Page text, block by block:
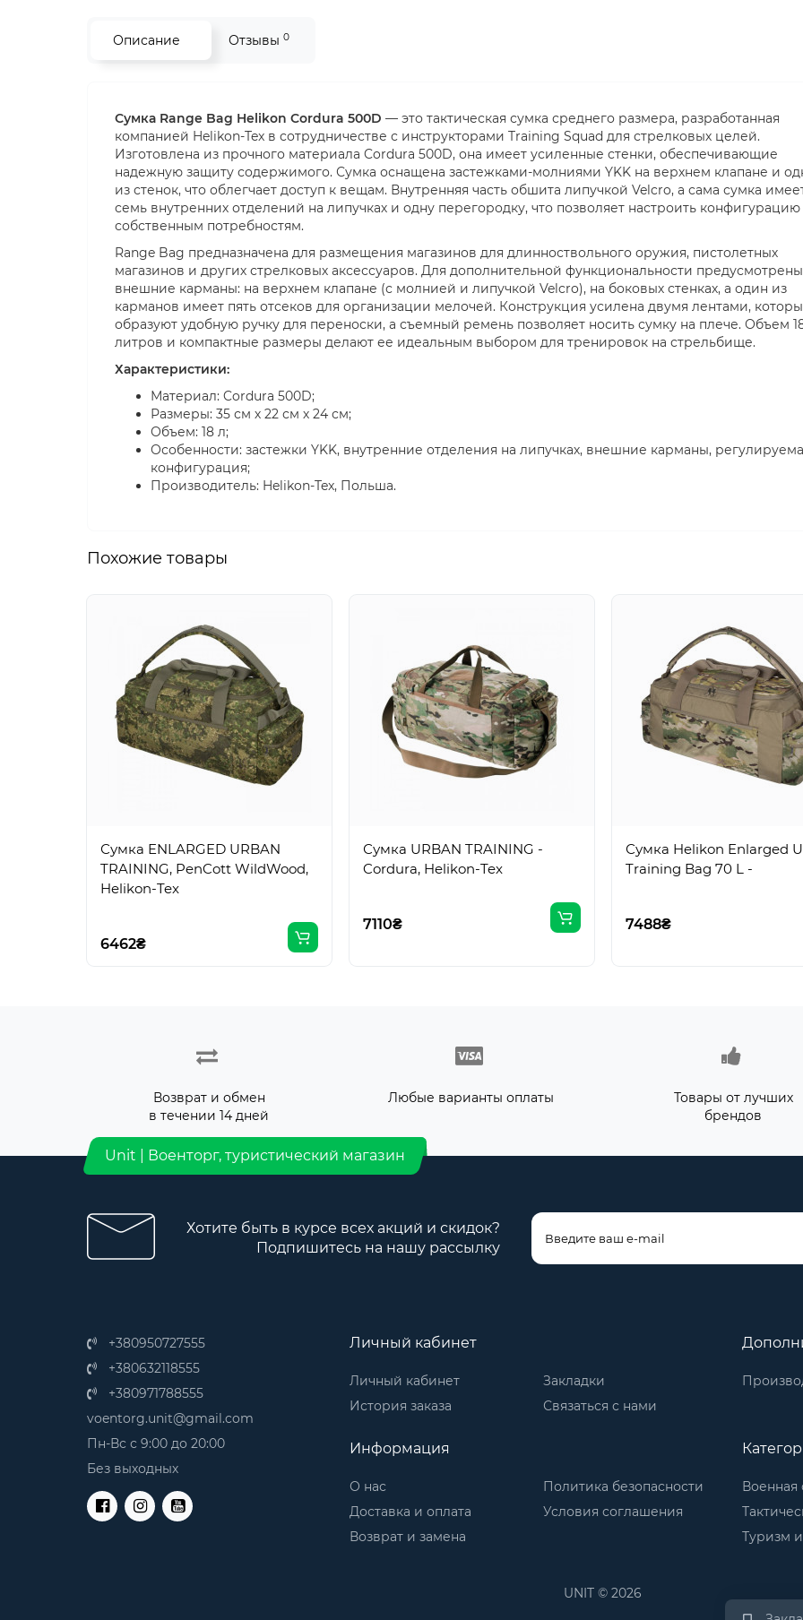
Описание Отзывы 0
Сумка Range Bag Helikon Cordura 500D — это тактическая сумка среднего размера, разработанная
компанией Helikon-Tex в сотрудничестве с инструкторами Training Squad для стрелковых целей.
Изготовлена из прочного материала Cordura 500D, она имеет усиленные стенки, обеспечивающие
надежную защиту содержимого. Сумка оснащена застежками-молниями YKK на верхнем клапане и
из стенок, что облегчает доступ к вещам. Внутренняя часть обшита липучкой Velcro, а сама сумка
семь внутренних отделений на липучках и одну перегородку, что позволяет настроить
собственным потребностям.
Range Bag предназначена для размещения магазинов для длинноствольного оружия, пистолетных
магазинов и других стрелковых аксессуаров. Для дополнительной функциональности предусмотрены
внешние карманы: на верхнем клапане (с молнией и липучкой Velcro), на боковых стенках, а один из
карманов имеет пять отсеков для организации мелочей. Конструкция усилена двумя лентами,
образуют удобную ручку для переноски, а съемный ремень позволяет носить сумку на плече. Объем
литров и компактные размеры делают ее идеальным выбором для тренировок на стрельбище.
Характеристики:
Материал: Cordura 500D;
Размеры: 35 см х 22 см х 24 см;
Объем: 18 л;
Особенности: застежки YKK, внутренние отделения на липучках, внешние карманы,
конфигурация;
Производитель: Helikon-Tex, Польша.
Похожие товары
Сумка ENLARGED URBAN
TRAINING, PenCott WildWood,
Helikon-Tex
6462₴
Сумка URBAN TRAINING -
Cordura, Helikon-Tex
7110₴
Сумка Helikon Enlarged
Training Bag 70 L -
7488₴
Возврат и обмен
в течении 14 дней
Любые варианты оплаты
Товары от лучших
брендов
Unit | Военторг, туристический магазин
Хотите быть в курсе всех акций и скидок?
Подпишитесь на нашу рассылку
+380950727555
+380632118555
+380971788555
voentorg.unit@gmail.com
Пн-Вс с 9:00 до 20:00
Без выходных
Личный кабинет
Личный кабинет
История заказа
Закладки
Связаться с нами
Информация
О нас
Доставка и оплата
Возврат и замена
Политика безопасности
Условия соглашения
Военная
Туризм
UNIT © 2026